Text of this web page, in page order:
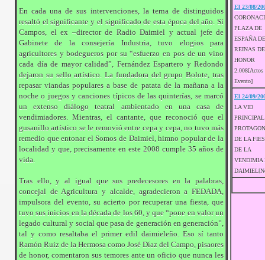
En cada una de sus intervenciones, la terna de distinguidos
resaltó el significante y el significado de esta época del año. Sí
Campos, el ex –director de Radio Daimiel y actual jefe de
Gabinete de la consejería Industria, tuvo elogios para
agricultores y bodegueros por su “esfuerzo en pos de un vino
cada día de mayor calidad”, Fernández Espartero y Redondo
dejaron su sello artístico. La fundadora del grupo Bolote, tras
repasar viandas populares a base de patata de la mañana a la
noche o juegos y canciones típicos de las quinterías, se marcó
un extenso diálogo teatral ambientado en una casa de
vendimiadores. Mientras, el cantante, que reconoció que el
gusanillo artístico se le removió entre cepa y cepa, no tuvo más
remedio que entonar el Somos de Daimiel, himno popular de la
localidad y que, precisamente en este 2008 cumple 35 años de
vida.
Tras ello, y al igual que sus predecesores en la palabras,
concejal de Agricultura y alcalde, agradecieron a FEDADA,
impulsora del evento, su acierto por recuperar una fiesta, que
tuvo sus inicios en la década de los 60, y que “pone en valor un
legado cultural y social que pasa de generación en generación”,
tal y como resaltaba el primer edil daimieleño. Eso sí tanto
Ramón Ruiz de la Hermosa como José Díaz del Campo, pisaores
de honor, comentaron sus temores ante un oficio que nunca les
El 23/08/
PLAZA DE
ESPAÑA
REINAS DE
HONOR
2.008[Actos
Evento]
El 24/09/
LA VID
PRINCIPAL
DE LA
DE LA
VENDIMIA